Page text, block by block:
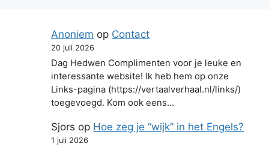
Anoniem op Contact
20 juli 2026
Dag Hedwen Complimenten voor je leuke en
interessante website! Ik heb hem op onze
Links-pagina (https://vertaalverhaal.nl/links/)
toegevoegd. Kom ook eens…
Sjors op Hoe zeg je “wijk” in het Engels?
1 juli 2026